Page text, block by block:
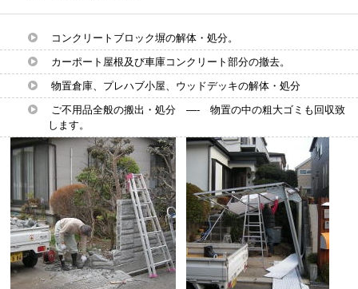
コンクリートブロック塀の解体・処分。
カーポート屋根及び車庫コンクリート部分の撤去。
物置倉庫、プレハブ小屋、ウッドデッキの解体・処分
ご不用品全般の搬出・処分 —- 物置の中の粗大ゴミも回収致
します。